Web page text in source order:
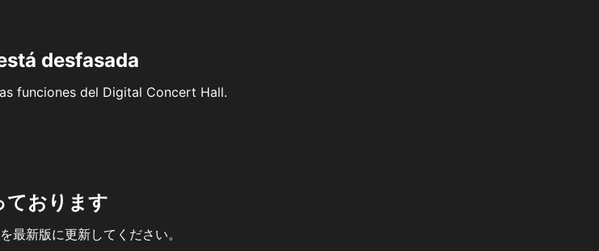
desfasada
funciones del Digital Concert Hall.
ております
最新版に更新してください。